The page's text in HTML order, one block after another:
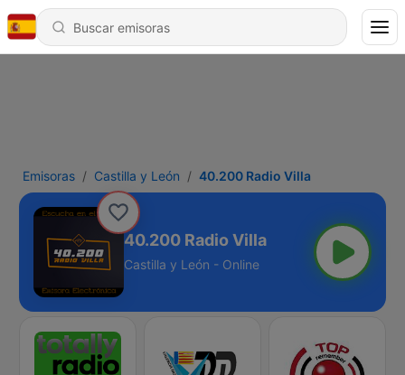
Emisoras Castilla y León 40.200 Radio Villa
40.200 Radio Villa
Castilla y León - Online